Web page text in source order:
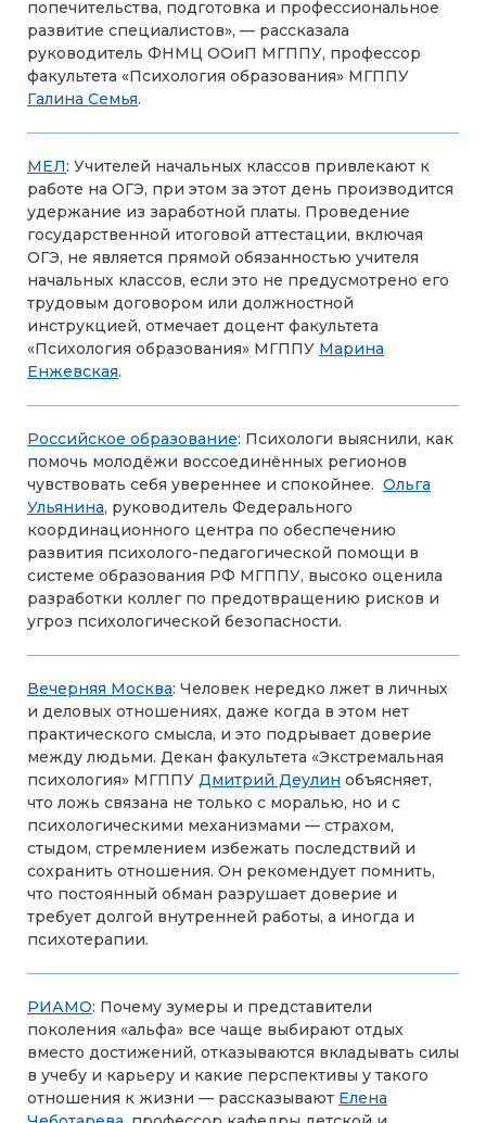
попечительства, подготовка и профессиональное
развитие специалистов», — рассказала
руководитель ФНМЦ ООиП МГППУ, профессор
факультета «Психология образования» МГППУ
Галина Семья.
МЕЛ: Учителей начальных классов привлекают к
работе на ОГЭ, при этом за этот день производится
удержание из заработной платы. Проведение
государственной итоговой аттестации, включая
ОГЭ, не является прямой обязанностью учителя
начальных классов, если это не предусмотрено его
трудовым договором или должностной
инструкцией, отмечает доцент факультета
«Психология образования» МГППУ Марина
Енжевская.
Российское образование: Психологи выяснили, как
помочь молодёжи воссоединённых регионов
чувствовать себя увереннее и спокойнее. Ольга
Ульянина, руководитель Федерального
координационного центра по обеспечению
развития психолого-педагогической помощи в
системе образования РФ МГППУ, высоко оценила
разработки коллег по предотвращению рисков и
угроз психологической безопасности.
Вечерняя Москва: Человек нередко лжет в личных
и деловых отношениях, даже когда в этом нет
практического смысла, и это подрывает доверие
между людьми. Декан факультета «Экстремальная
психология» МГППУ Дмитрий Деулин объясняет,
что ложь связана не только с моралью, но и с
психологическими механизмами — страхом,
стыдом, стремлением избежать последствий и
сохранить отношения. Он рекомендует помнить,
что постоянный обман разрушает доверие и
требует долгой внутренней работы, а иногда и
психотерапии.
РИАМО: Почему зумеры и представители
поколения «альфа» все чаще выбирают отдых
вместо достижений, отказываются вкладывать силы
в учебу и карьеру и какие перспективы у такого
отношения к жизни — рассказывают Елена